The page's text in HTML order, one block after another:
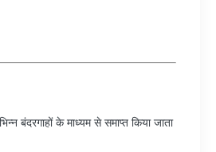
बंदरगाहों के माध्यम से समाप्त किया जाता